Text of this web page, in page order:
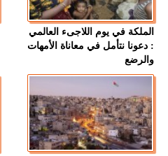
الملكة في يوم اللاجىء العالمي
: دعونا نتأمل في معاناة الأمهات
والرضع